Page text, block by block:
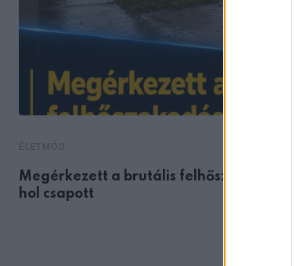
Megérkezett a brutális felhőszakadás: –
hol csapott